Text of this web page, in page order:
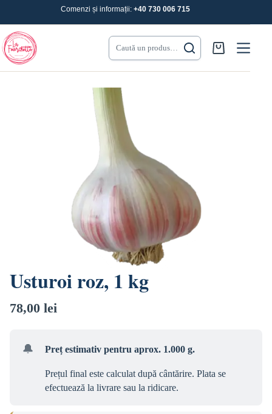
conținut
Comenzi și informații: +40 730 006 715
Caută un produs…
Coș
cumpărături
Usturoi roz, 1 kg
78,00 lei
🔔 Preț estimativ pentru aprox. 1.000 g.
Prețul final este calculat după cântărire. Plata se
efectuează la livrare sau la ridicare.